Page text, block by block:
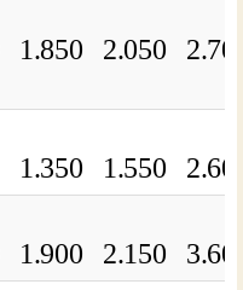
1.850 2.050
1.350 1.550
1.900 2.150